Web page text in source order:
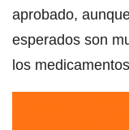
aprobado,
esperados son
los